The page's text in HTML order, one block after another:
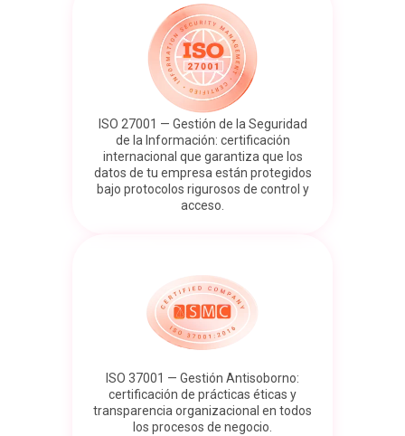
ISO 27001 — Gestión de la Seguridad
de la Información: certificación
internacional que garantiza que los
datos de tu empresa están protegidos
bajo protocolos rigurosos de control y
acceso.
ISO 37001 — Gestión Antisoborno:
certificación de prácticas éticas y
transparencia organizacional en todos
los procesos de negocio.